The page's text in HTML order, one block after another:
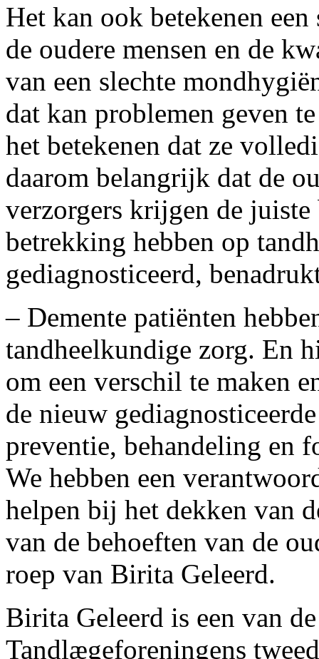
Het kan ook betekenen
de oudere mensen en de
van een slechte
dat kan problemen geven
het betekenen dat ze
daarom belangrijk dat de
verzorgers krijgen de
betrekking hebben op
gediagnosticeerd,
– Demente patiënten
tandheelkundige zorg. En
om een verschil te maken
de nieuw
preventie, behandeling en
We hebben een
helpen bij het dekken van
van de behoeften van de
roep van Birita Geleerd.
Birita Geleerd is een van
Tandlægeforeningens